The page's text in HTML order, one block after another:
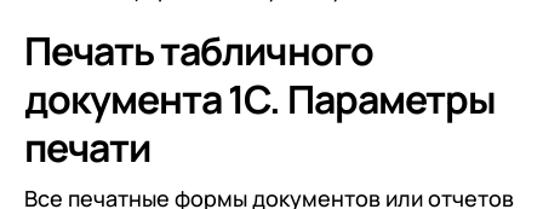
Печать табличного
документа 1С. Параметры
печати
Все печатные формы документов или отчетов